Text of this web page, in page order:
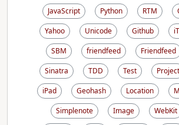
JavaScript
Python RTM
Yahoo
Unicode Github
SBM
friendfeed Friendfeed
Sinatra
TDD Test Project
iPad
Geohash Location
Simplenote
Image WebKit